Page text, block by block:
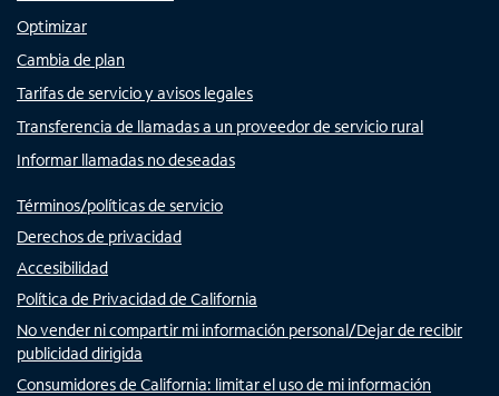
Optimizar
Cambia de plan
Tarifas de servicio y avisos legales
Transferencia de llamadas a un proveedor de servicio rural
Informar llamadas no deseadas
Términos/políticas de servicio
Derechos de privacidad
Accesibilidad
Política de Privacidad de California
No vender ni compartir mi información personal/Dejar de recibir
publicidad dirigida
Consumidores de California: limitar el uso de mi información